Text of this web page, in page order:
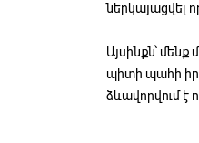
ներկայացվել
Այսինքն՝
պիտի պահի
ձևավորվում է